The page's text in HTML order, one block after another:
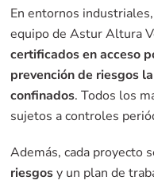
En entornos
equipo de Astur Altura
certificados en acceso
prevención de riesgos
confinados. Todos los
sujetos a controles
Además, cada proyecto
riesgosy un plan de